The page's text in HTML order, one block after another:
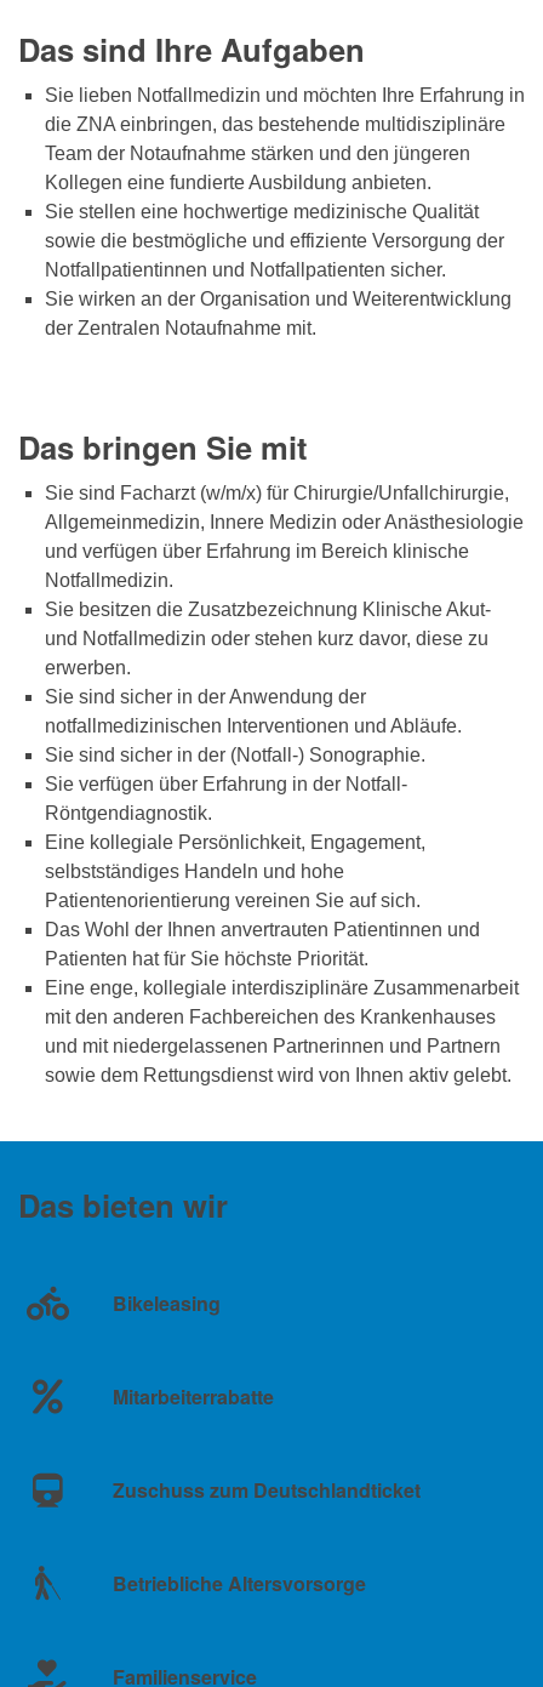
Das sind Ihre Aufgaben
Sie lieben Notfallmedizin und möchten Ihre Erfahrung in
die ZNA einbringen, das bestehende multidisziplinäre
Team der Notaufnahme stärken und den jüngeren
Kollegen eine fundierte Ausbildung anbieten.
Sie stellen eine hochwertige medizinische Qualität
sowie die bestmögliche und effiziente Versorgung der
Notfallpatientinnen und Notfallpatienten sicher.
Sie wirken an der Organisation und Weiterentwicklung
der Zentralen Notaufnahme mit.
Das bringen Sie mit
Sie sind Facharzt (w/m/x) für Chirurgie/Unfallchirurgie,
Allgemeinmedizin, Innere Medizin oder Anästhesiologie
und verfügen über Erfahrung im Bereich klinische
Notfallmedizin.
Sie besitzen die Zusatzbezeichnung Klinische Akut-
und Notfallmedizin oder stehen kurz davor, diese zu
erwerben.
Sie sind sicher in der Anwendung der
notfallmedizinischen Interventionen und Abläufe.
Sie sind sicher in der (Notfall-) Sonographie.
Sie verfügen über Erfahrung in der Notfall-
Röntgendiagnostik.
Eine kollegiale Persönlichkeit, Engagement,
selbstständiges Handeln und hohe
Patientenorientierung vereinen Sie auf sich.
Das Wohl der Ihnen anvertrauten Patientinnen und
Patienten hat für Sie höchste Priorität.
Eine enge, kollegiale interdisziplinäre Zusammenarbeit
mit den anderen Fachbereichen des Krankenhauses
und mit niedergelassenen Partnerinnen und Partnern
sowie dem Rettungsdienst wird von Ihnen aktiv gelebt.
Das bieten wir
Bikeleasing
Mitarbeiterrabatte
Zuschuss zum Deutschlandticket
Betriebliche Altersvorsorge
Familienservice